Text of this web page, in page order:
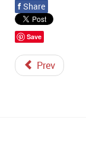
f Share
Save
Prev